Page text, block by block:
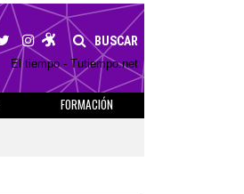
BUSCAR
El tiempo - Tutiempo.net
FORMACIÓN